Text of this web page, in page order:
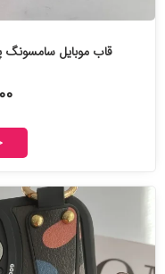
قاب موبایل سامسونگ